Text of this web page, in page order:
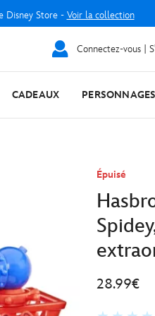
Disney Store - Voir la collection
Connectez-vous |
CADEAUX PERSONNAGES
Épuisé
28.99€